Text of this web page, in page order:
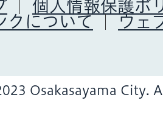
個人情報保護ポ
クについて
ウェ
Osakasayama City.